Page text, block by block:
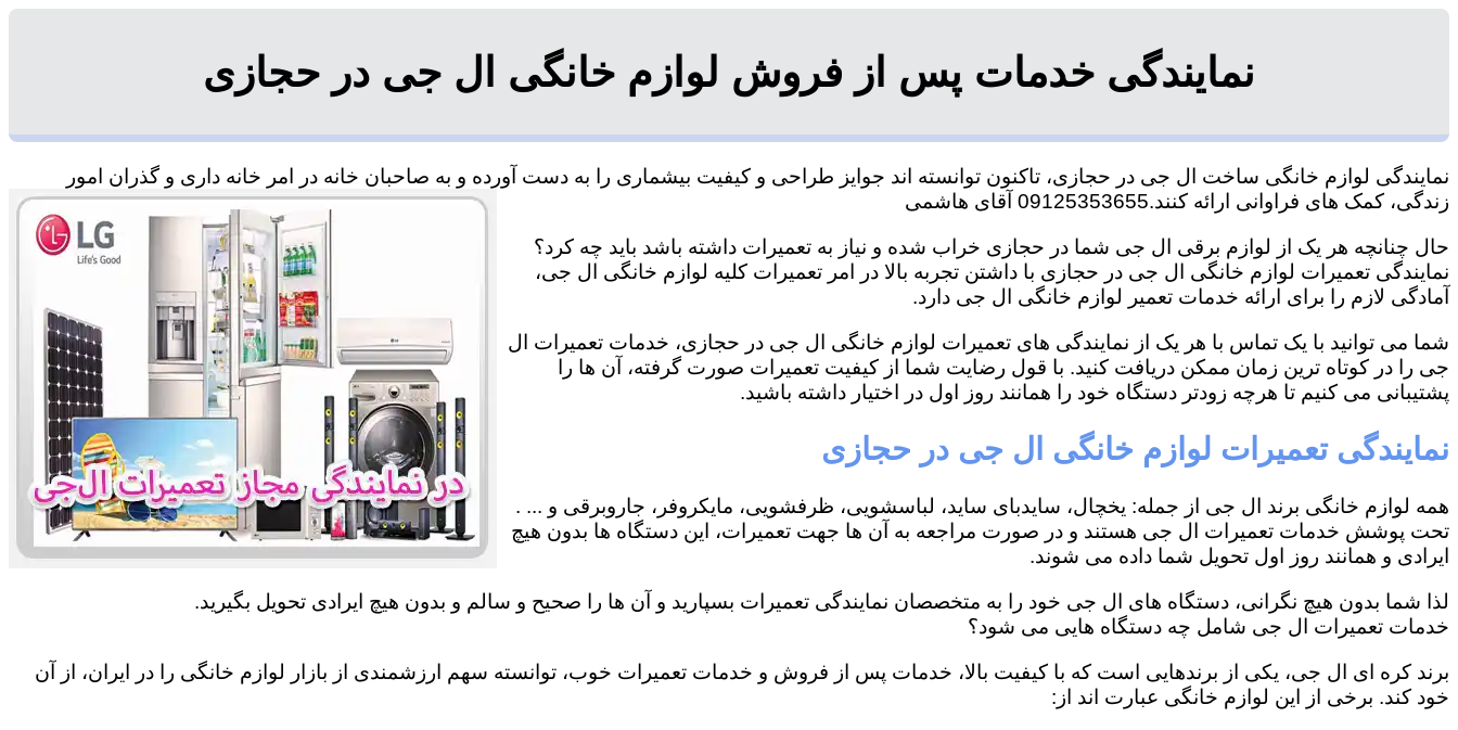
نمایندگی خدمات پس از فروش لوازم خانگی ال جی در حجازی
نمایندگی لوازم خانگی ساخت ال جی در حجازی، تاکنون توانسته اند جوایز طراحی و کیفیت بیشماری را به دست آورده و به صاحبان خانه در امر خانه داری و گذران امور
زندگی، کمک های فراوانی ارائه کنند.09125353655 آقای هاشمی
حال چنانچه هر یک از لوازم برقی ال جی شما در حجازی خراب شده و نیاز به تعمیرات داشته باشد باید چه کرد؟
نمایندگی تعمیرات لوازم خانگی ال جی در حجازی با داشتن تجربه بالا در امر تعمیرات کلیه لوازم خانگی ال جی،
آمادگی لازم را برای ارائه خدمات تعمیر لوازم خانگی ال جی دارد.
شما می توانید با یک تماس با هر یک از نمایندگی های تعمیرات لوازم خانگی ال جی در حجازی، خدمات تعمیرات ال
جی را در کوتاه ترین زمان ممکن دریافت کنید. با قول رضایت شما از کیفیت تعمیرات صورت گرفته، آن ها را
پشتیبانی می کنیم تا هرچه زودتر دستگاه خود را همانند روز اول در اختیار داشته باشید.
نمایندگی تعمیرات لوازم خانگی ال جی در حجازی
همه لوازم خانگی برند ال جی از جمله: یخچال، سایدبای ساید، لباسشویی، ظرفشویی، مایکروفر، جاروبرقی و ... .
تحت پوشش خدمات تعمیرات ال جی هستند و در صورت مراجعه به آن ها جهت تعمیرات، این دستگاه ها بدون هیچ
ایرادی و همانند روز اول تحویل شما داده می شوند.
لذا شما بدون هیچ نگرانی، دستگاه های ال جی خود را به متخصصان نمایندگی تعمیرات بسپارید و آن ها را صحیح و سالم و بدون هیچ ایرادی تحویل بگیرید.
خدمات تعمیرات ال جی شامل چه دستگاه هایی می شود؟
برند کره ای ال جی، یکی از برندهایی است که با کیفیت بالا، خدمات پس از فروش و خدمات تعمیرات خوب، توانسته سهم ارزشمندی از بازار لوازم خانگی را در ایران، از آن
خود کند. برخی از این لوازم خانگی عبارت اند از: